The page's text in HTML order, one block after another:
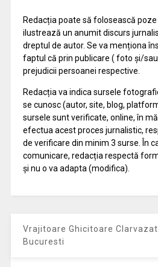
Redacția poate să folosească
ilustrează un anumit discurs
dreptul de autor. Se va menționa
faptul că prin publicare ( foto și/
prejudicii persoanei respective.
Redacția va indica sursele
se cunosc (autor, site, blog,
sursele sunt verificate, online, în
efectua acest proces jurnalistic,
de verificare din minim 3 surse. În
comunicare, redacția respectă
și nu o va adapta (modifica).
Vrajitoare Ghicitoare
Bucuresti